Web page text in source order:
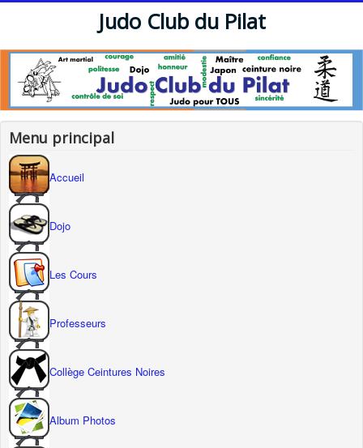
Judo Club du Pilat
Menu principal
Accueil
Dojo
Les Cours
Professeurs
Collège Ceintures Noires
Album Photos